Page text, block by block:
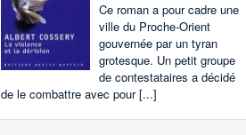
Ce roman a pour cadre une
ville du Proche-Orient
gouvernée par un tyran
grotesque. Un petit groupe
de contestataires a décidé
de le combattre avec pour [...]